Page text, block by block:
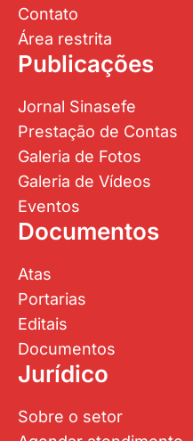
Contato
Área restrita
Publicações
Jornal Sinasefe
Prestação de Contas
Galeria de Fotos
Galeria de Vídeos
Eventos
Documentos
Atas
Portarias
Editais
Documentos
Jurídico
Sobre o setor